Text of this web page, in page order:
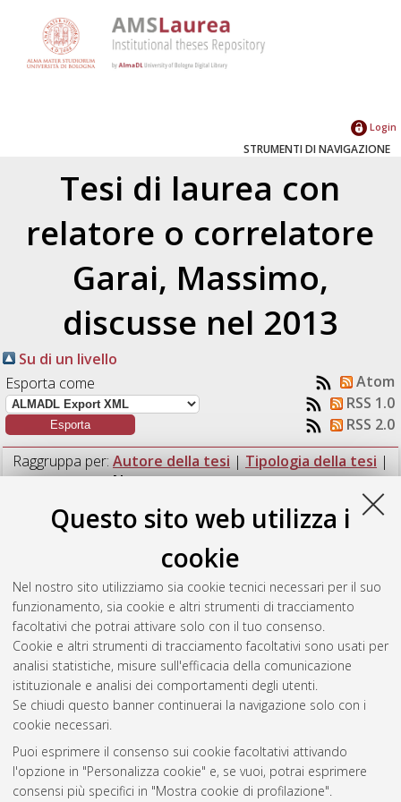
Questo sito web utilizza i
cookie
Nel nostro sito utilizziamo sia cookie tecnici necessari per il suo
funzionamento, sia cookie e altri strumenti di tracciamento
facoltativi che potrai attivare solo con il tuo consenso.
Cookie e altri strumenti di tracciamento facoltativi sono usati per
analisi statistiche, misure sull'efficacia della comunicazione
istituzionale e analisi dei comportamenti degli utenti.
Se chiudi questo banner continuerai la navigazione solo con i
cookie necessari.
Puoi esprimere il consenso sui cookie facoltativi attivando
l'opzione in "Personalizza cookie" e, se vuoi, potrai esprimere
consensi più specifici in "Mostra cookie di profilazione".
Login
STRUMENTI DI NAVIGAZIONE
Tesi di laurea con
relatore o correlatore
Garai, Massimo,
discusse nel 2013
Su di un livello
Esporta come
Atom
RSS 1.0
RSS 2.0
Raggruppa per: Autore della tesi | Tipologia della tesi |
Nessun raggruppamento
Numero di documenti:1
Assessing the effectiveness of ISO 3382 for
the case study of the Bonci Theatre.[Laurea specialistica a
ciclo unico], Università di Bologna, Corso di Studio in
Ingegneria edile/ architettura [TU-DM509], Documento ad
accesso riservato.
Questa lista e' stata generata ilFri Aug 7 13:55:56 2026 CEST
Atom
Rss 1.0